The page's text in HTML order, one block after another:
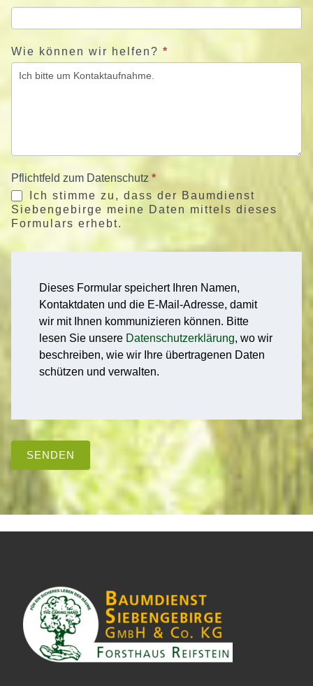
Wie können wir helfen? *
Pflichtfeld zum Datenschutz *
Ich stimme zu, dass der Baumdienst
Siebengebirge meine Daten mittels dieses
Formulars erhebt.
Dieses Formular speichert Ihren Namen,
Kontaktdaten und die E-Mail-Adresse, damit
wir mit Ihnen kommunizieren können. Bitte
lesen Sie unsere Datenschutzerklärung, wo wir
beschreiben, wie wir Ihre übertragenen Daten
schützen und verwalten.
SENDEN